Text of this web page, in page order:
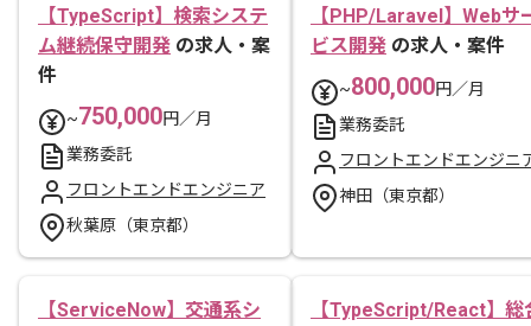
【TypeScript】検索システ
ム継続保守開発 の求人・案
件
~750,000円／月
業務委託
フロントエンドエンジニア
秋葉原（東京都）
【PHP/Laravel】Webサ
ビス開発 の求人・案件
~800,000円／月
業務委託
フロントエンドエンジニ
神田（東京都）
【ServiceNow】交通系シ
【TypeScript/React】総